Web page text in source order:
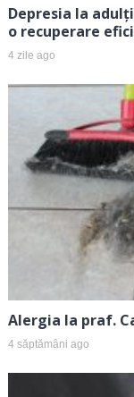
Depresia la
o recuperare
4 zile ago
Alergia la praf.
4 săptămâni ago